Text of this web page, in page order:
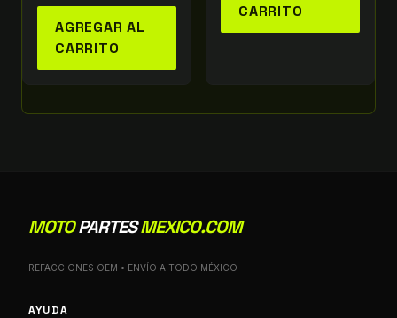
AGREGAR AL
CARRITO
CARRITO
MOTOPARTESMEXICO.COM
REFACCIONES OEM • ENVÍO A TODO MÉXICO
AYUDA